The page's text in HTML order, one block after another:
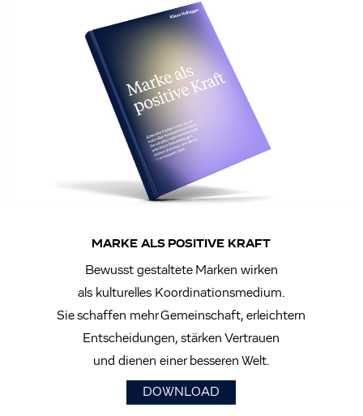
MARKE ALS POSITIVE KRAFT
Bewusst gestaltete Marken wirken
als kulturelles Koordinationsmedium.
Sie schaffen mehr Gemeinschaft, erleichtern
Entscheidungen, stärken Vertrauen
und dienen einer besseren Welt.
DOWNLOAD